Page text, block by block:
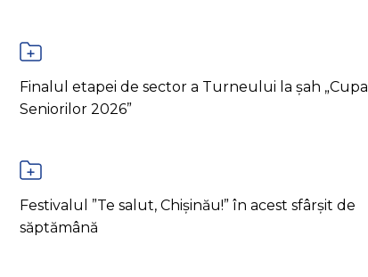
Finalul etapei de sector a Turneului la șah „Cupa
Seniorilor 2026”
Festivalul ”Te salut, Chișinău!” în acest sfârșit de
săptămână